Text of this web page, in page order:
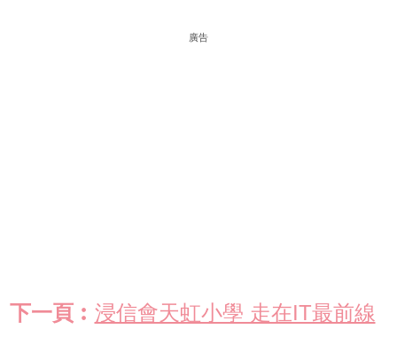
廣告
下一頁︰ 浸信會天虹小學 走在IT最前線